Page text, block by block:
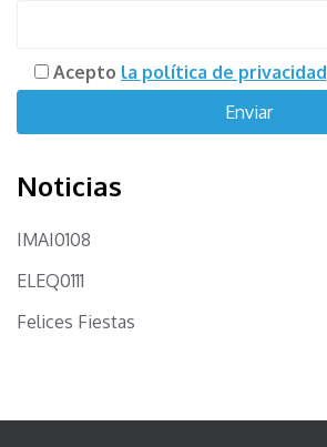
Acepto la política de privacidad
Noticias
IMAI0108
ELEQ0111
Felices Fiestas